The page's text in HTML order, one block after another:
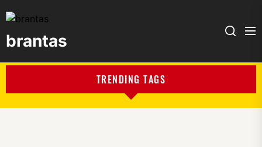
brantas
TRENDING TAGS